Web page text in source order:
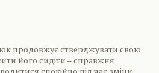
продовжує стверджувати свою
його сидіти – справжня